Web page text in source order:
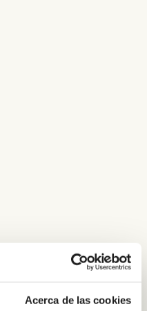
Acerca de las cookies